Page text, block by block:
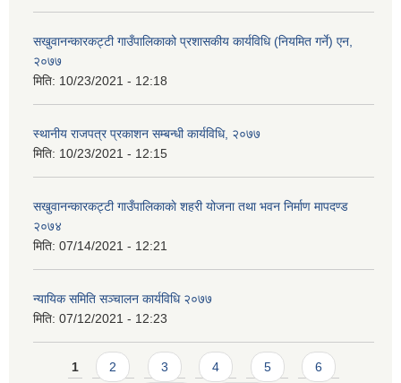
सखुवानन्कारकट्टी गाउँपालिकाको प्रशासकीय कार्यविधि (नियमित गर्ने) एन,
२०७७
मिति: 10/23/2021 - 12:18
स्थानीय राजपत्र प्रकाशन सम्बन्धी कार्यविधि, २०७७
मिति: 10/23/2021 - 12:15
सखुवानन्कारकट्टी गाउँपालिकाकाे शहरी योजना तथा भवन निर्माण मापदण्ड
२०७४
मिति: 07/14/2021 - 12:21
न्यायिक समिति सञ्चालन कार्यविधि २०७७
मिति: 07/12/2021 - 12:23
Pages
1 2 3 4 5 6